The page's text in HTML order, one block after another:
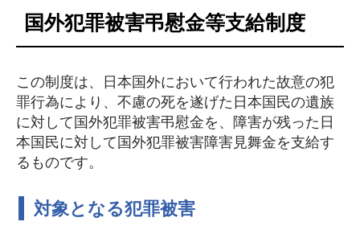
国外犯罪被害弔慰金等支給制度
この制度は、日本国外において行われた故意の犯
罪行為により、不慮の死を遂げた日本国民の遺族
に対して国外犯罪被害弔慰金を、障害が残った日
本国民に対して国外犯罪被害障害見舞金を支給す
るものです。
対象となる犯罪被害